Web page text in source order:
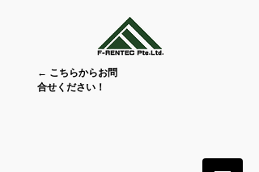
← こちらからお問
合せください！